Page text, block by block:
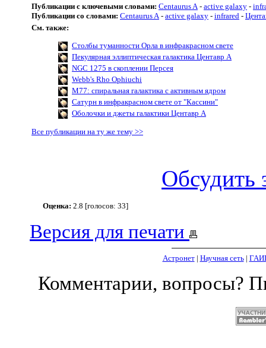
Публикации с ключевыми словами: Centaurus A- active galaxy -
Публикации со словами: Centaurus A- active galaxy - infrared -
См. также:
Столбы туманности Орла в инфракрасном свете
Пекулярная эллиптическая галактика Центавр A
NGC 1275 в скоплении Персея
Webb's Rho Ophiuchi
M77: спиральная галактика с активным ядром
Сатурн в инфракрасном свете от "Кассини"
Оболочки и джеты галактики Центавр А
Все публикации на ту же тему >>
Обсудить
Оценка: 2.8 [голосов: 33]
Версия для печати
Астронет| Научная сеть|
Комментарии, вопросы?